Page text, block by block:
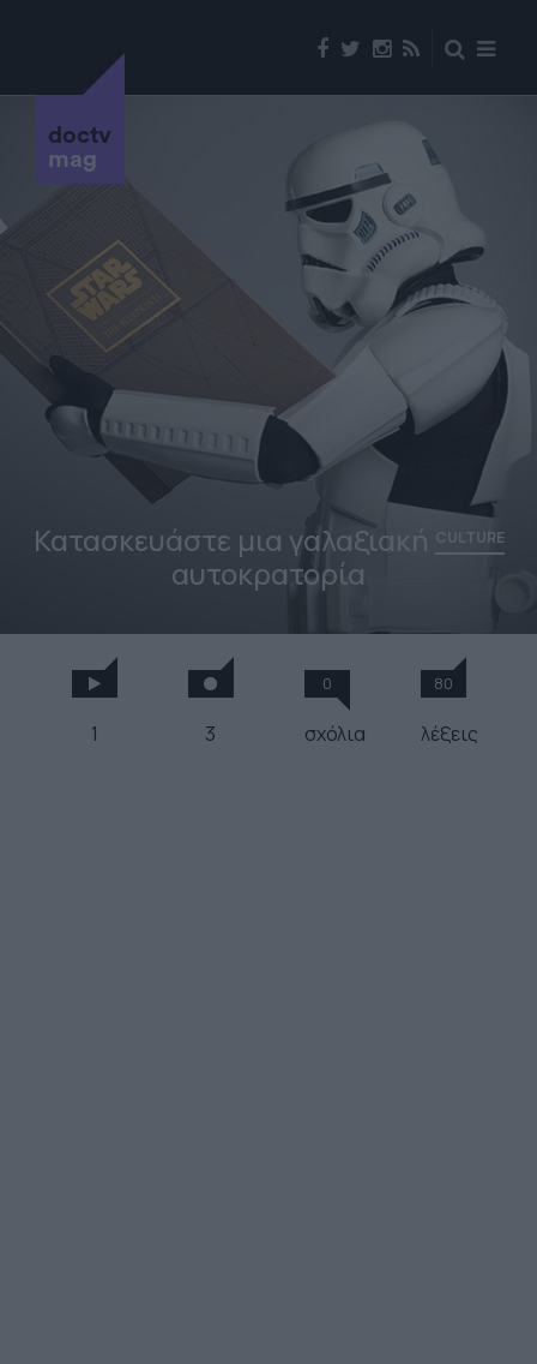
doctv
mag
Κατασκευάστε μια γαλαξιακή CULTURE
αυτοκρατορία
1 3
0
σχόλια
80
λέξεις